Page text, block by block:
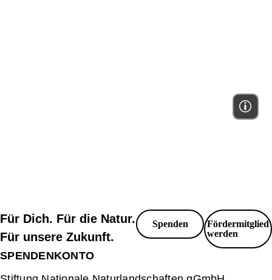
Für Dich. Für die Natur.
Für unsere Zukunft.
Spenden
Fördermitglied
werden
SPENDENKONTO